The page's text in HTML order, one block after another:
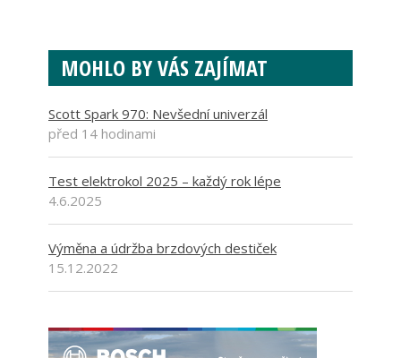
MOHLO BY VÁS ZAJÍMAT
Scott Spark 970: Nevšední univerzál
před 14 hodinami
Test elektrokol 2025 – každý rok lépe
4.6.2025
Výměna a údržba brzdových destiček
15.12.2022